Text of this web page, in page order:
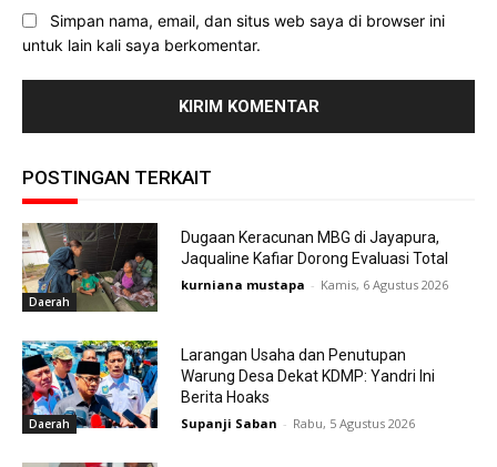
Simpan nama, email, dan situs web saya di browser ini
untuk lain kali saya berkomentar.
POSTINGAN TERKAIT
Daerah
Dugaan Keracunan MBG di Jayapura,
Jaqualine Kafiar Dorong Evaluasi Total
kurniana mustapa - Kamis, 6 Agustus 2026
Daerah
Larangan Usaha dan Penutupan
Warung Desa Dekat KDMP: Yandri Ini
Berita Hoaks
Supanji Saban - Rabu, 5 Agustus 2026